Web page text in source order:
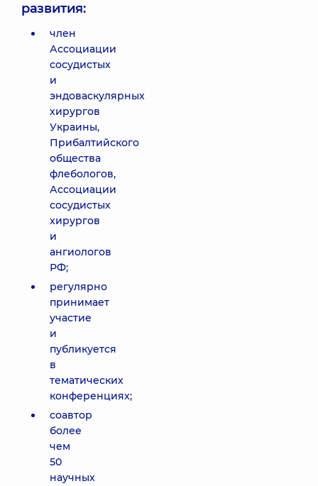
развития:
член
Ассоциации
сосудистых
и
эндоваскулярных
хирургов
Украины,
Прибалтийского
общества
флебологов,
Ассоциации
сосудистых
хирургов
и
ангиологов
РФ;
регулярно
принимает
участие
и
публикуется
в
тематических
конференциях;
соавтор
более
чем
50
научных